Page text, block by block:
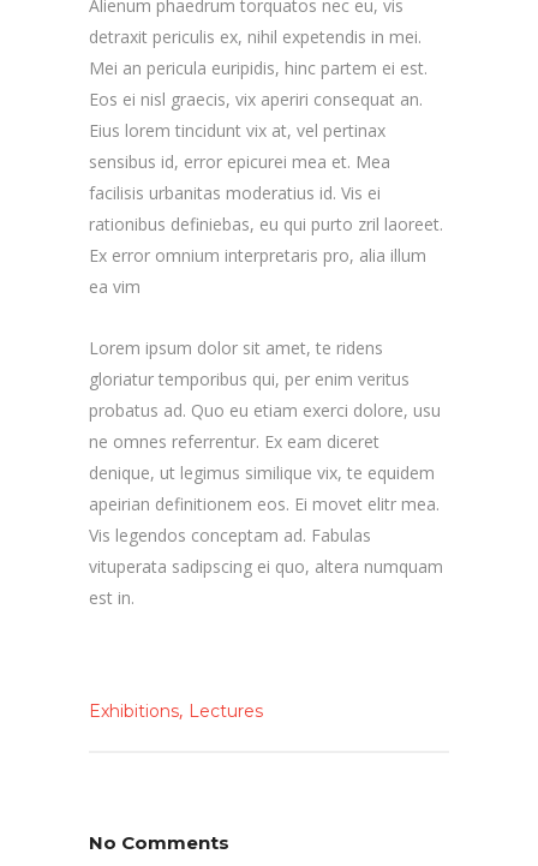
Alienum phaedrum torquatos nec eu, vis
detraxit periculis ex, nihil expetendis in mei.
Mei an pericula euripidis, hinc partem ei est.
Eos ei nisl graecis, vix aperiri consequat an.
Eius lorem tincidunt vix at, vel pertinax
sensibus id, error epicurei mea et. Mea
facilisis urbanitas moderatius id. Vis ei
rationibus definiebas, eu qui purto zril laoreet.
Ex error omnium interpretaris pro, alia illum
ea vim
Lorem ipsum dolor sit amet, te ridens
gloriatur temporibus qui, per enim veritus
probatus ad. Quo eu etiam exerci dolore, usu
ne omnes referrentur. Ex eam diceret
denique, ut legimus similique vix, te equidem
apeirian definitionem eos. Ei movet elitr mea.
Vis legendos conceptam ad. Fabulas
vituperata sadipscing ei quo, altera numquam
est in.
Exhibitions, Lectures
No Comments